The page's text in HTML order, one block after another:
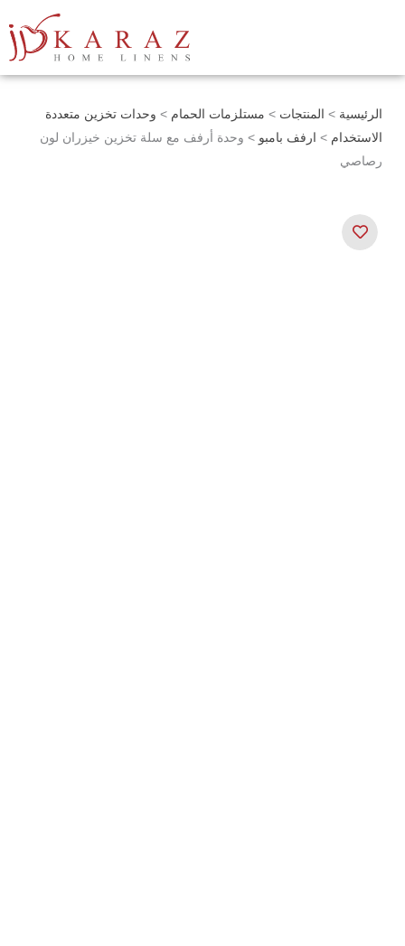
الرئيسية > المنتجات > مستلزمات الحمام > وحدات تخزين متعددة
الاستخدام > ارفف بامبو > وحدة أرفف مع سلة تخزين خيزران لون
رصاصي